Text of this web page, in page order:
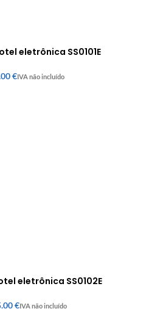
eletrônica SS0101E
€
eletrônica SS0102E
€